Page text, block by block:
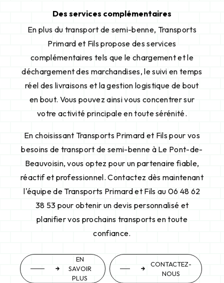
Des services complémentaires
En plus du transport de semi-benne, Transports
Primard et Fils propose des services
complémentaires tels que le chargement et le
déchargement des marchandises, le suivi en temps
réel des livraisons et la gestion logistique de bout
en bout. Vous pouvez ainsi vous concentrer sur
votre activité principale en toute sérénité.
En choisissant Transports Primard et Fils pour vos
besoins de transport de semi-benne à Le Pont-de-
Beauvoisin, vous optez pour un partenaire fiable,
réactif et professionnel. Contactez dès maintenant
l'équipe de Transports Primard et Fils au 06 48 62
38 53 pour obtenir un devis personnalisé et
planifier vos prochains transports en toute
confiance.
EN
SAVOIR
PLUS
CONTACTEZ-
NOUS